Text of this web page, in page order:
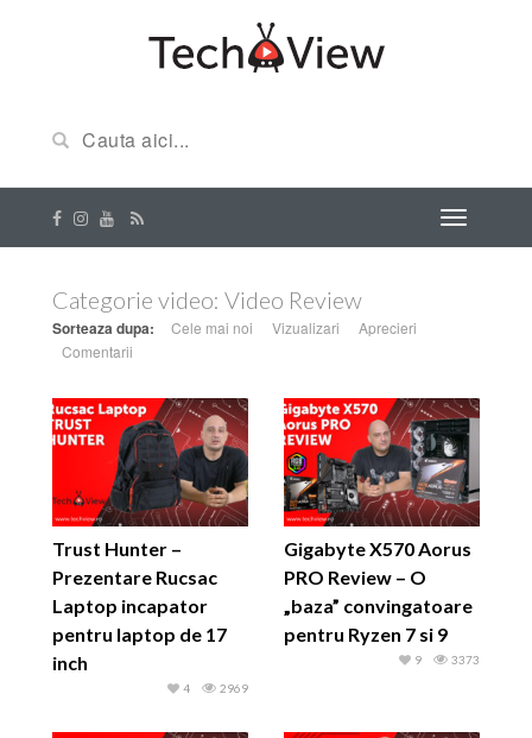
Categorie video: Video Review
Sorteaza dupa: Cele mai noi Vizualizari
Aprecieri
Comentarii
Trust Hunter –
Prezentare Rucsac
Laptop incapator
pentru laptop de 17
inch
2969
4
Gigabyte X570 Aorus
PRO Review – O
„baza” convingatoare
pentru Ryzen 7 si 9
3373
9